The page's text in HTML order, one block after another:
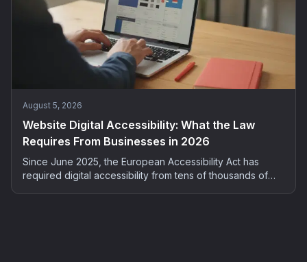
August 5, 2026
Website Digital Accessibility: What the Law
Requires From Businesses in 2026
Since June 2025, the European Accessibility Act has
required digital accessibility from tens of thousands of